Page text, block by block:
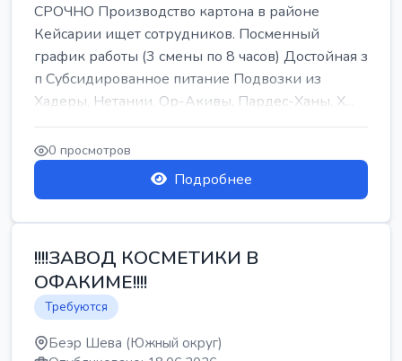
СРОЧНО Производство картона в районе
Кейсарии ищет сотрудников. Посменный
график работы (3 смены по 8 часов) Достойная з
п Субсидированное питание Подвозки из
Хадеры, Нетании, Ор-Акивы, Пардес-Ханы, Х...
0 просмотров
Подробнее
!!!!ЗАВОД КОСМЕТИКИ В
ОФАКИМЕ!!!!
Требуются
Беэр Шева (Южный округ)